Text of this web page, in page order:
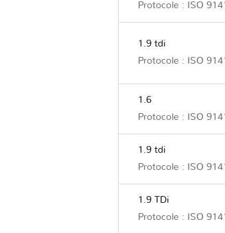
Protocole : ISO 9141
1.9 tdi
Protocole : ISO 9141
1.6
Protocole : ISO 9141
1.9 tdi
Protocole : ISO 9141
1.9 TDi
Protocole : ISO 9141